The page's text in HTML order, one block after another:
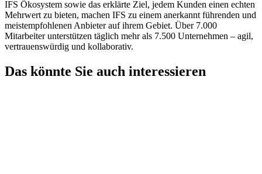
IFS Ökosystem sowie das erklärte Ziel, jedem Kunden einen echten
Mehrwert zu bieten, machen IFS zu einem anerkannt führenden und
meistempfohlenen Anbieter auf ihrem Gebiet. Über 7.000
Mitarbeiter unterstützen täglich mehr als 7.500 Unternehmen – agil,
vertrauenswürdig und kollaborativ.​
Das könnte Sie auch interessieren